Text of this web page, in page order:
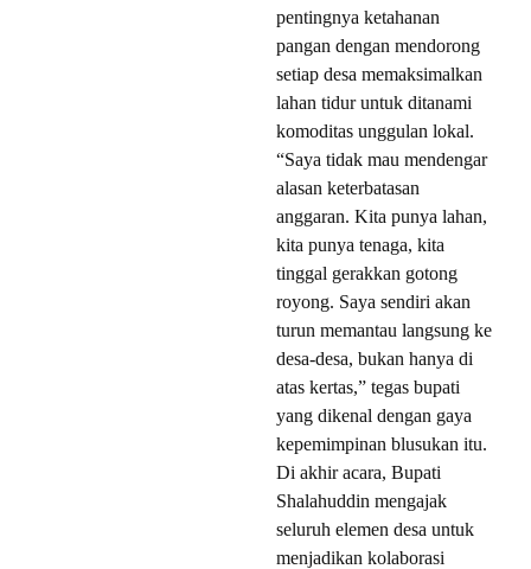
pentingnya ketahanan
pangan dengan mendorong
setiap desa memaksimalkan
lahan tidur untuk ditanami
komoditas unggulan lokal.
“Saya tidak mau mendengar
alasan keterbatasan
anggaran. Kita punya lahan,
kita punya tenaga, kita
tinggal gerakkan gotong
royong. Saya sendiri akan
turun memantau langsung ke
desa-desa, bukan hanya di
atas kertas,” tegas bupati
yang dikenal dengan gaya
kepemimpinan blusukan itu.
Di akhir acara, Bupati
Shalahuddin mengajak
seluruh elemen desa untuk
menjadikan kolaborasi